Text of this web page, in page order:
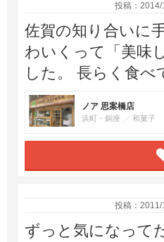
投稿：2014/
佐賀の知り合いに
わいくって「美味
した。 長らく食
ノア 思案橋店
浜町・銅座 和菓子
投稿：2011/
ずっと気になって